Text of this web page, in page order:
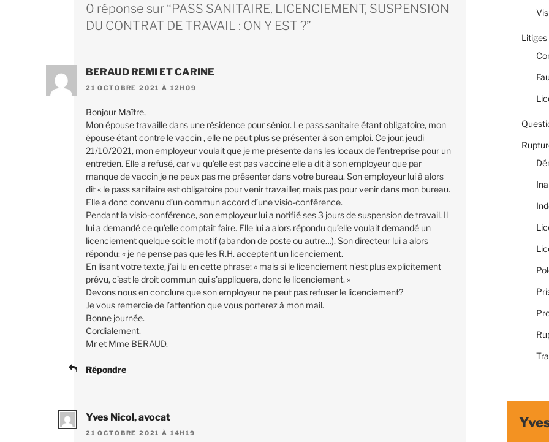
0 réponse sur “PASS SANITAIRE, LICENCIEMENT, SUSPENSION
DU CONTRAT DE TRAVAIL : ON Y EST ?”
BERAUD REMI ET CARINE
21 OCTOBRE 2021 À 12H09
Bonjour Maître,
Mon épouse travaille dans une résidence pour sénior. Le pass sanitaire étant obligatoire, mon
épouse étant contre le vaccin , elle ne peut plus se présenter à son emploi. Ce jour, jeudi
21/10/2021, mon employeur voulait que je me présente dans les locaux de l’entreprise pour un
entretien. Elle a refusé, car vu qu’elle est pas vacciné elle a dit à son employeur que par
manque de vaccin je ne peux pas me présenter dans votre bureau. Son employeur lui à alors
dit « le pass sanitaire est obligatoire pour venir travailler, mais pas pour venir dans mon bureau.
Elle a donc convenu d’un commun accord d’une visio-conférence.
Pendant la visio-conférence, son employeur lui a notifié ses 3 jours de suspension de travail. Il
lui a demandé ce qu’elle comptait faire. Elle lui a alors répondu qu’elle voulait demandé un
licenciement quelque soit le motif (abandon de poste ou autre…). Son directeur lui a alors
répondu: « je ne pense pas que les R.H. acceptent un licenciement.
En lisant votre texte, j’ai lu en cette phrase: « mais si le licenciement n’est plus explicitement
prévu, c’est le droit commun qui s’appliquera, donc le licenciement. »
Devons nous en conclure que son employeur ne peut pas refuser le licenciement?
Je vous remercie de l’attention que vous porterez à mon mail.
Bonne journée.
Cordialement.
Mr et Mme BERAUD.
Répondre
Yves Nicol, avocat
21 OCTOBRE 2021 À 14H19
Litiges